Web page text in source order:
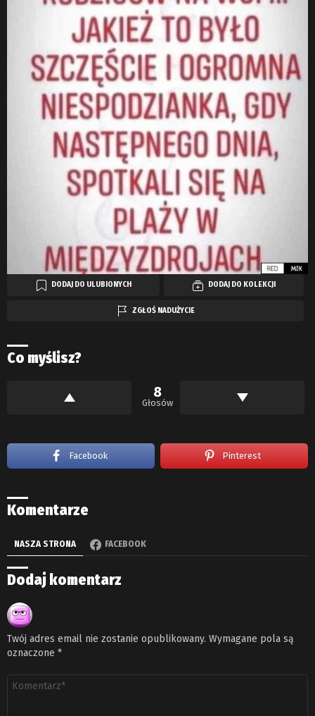
DODAJ DO ULUBIONYCH DODAJ DO KOLEKCJI
ZGŁOŚ NADUŻYCIE
Co myślisz?
8
Głosów
Facebook Pinterest
Komentarze
NASZA STRONA FACEBOOK
Dodaj komentarz
Twój adres email nie zostanie opublikowany. Wymagane pola są
oznaczone *
Komentarz